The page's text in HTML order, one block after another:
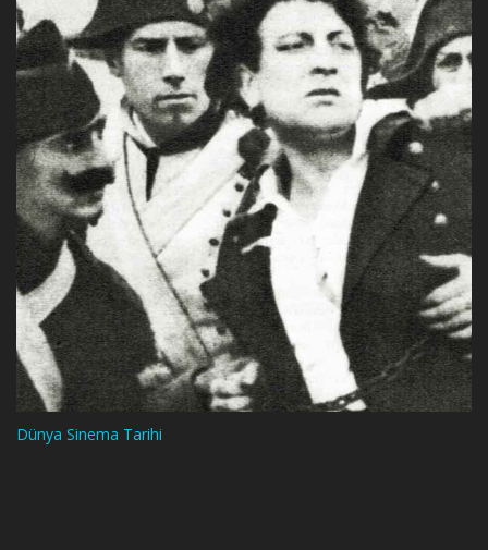
Dünya Sinema Tarihi